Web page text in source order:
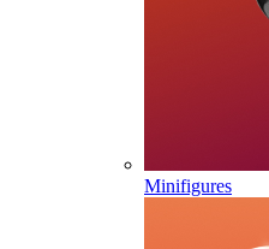
Minifigures